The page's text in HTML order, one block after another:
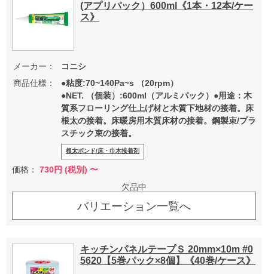
(アプリパック）600ml《1本・12本/ケー
ス》
メーカー：
コニシ
商品仕様：
●粘度:70~140Pa~s （20rpm）
●NET. （個装）:600ml（アルミパック）●用途：木
質系フローリング仕上げ材と木質下地材の接着。床
根太の接着。床暖房用木質床材の接着。鋼製束/プラ
スチック束の接着。
根太ボンド/床・巾木接着剤
価格： 730円 (税別) 〜
欠品中
バリエーション一覧へ
キッチンパネルテープＳ 20mm×10m #0
5620【5巻パック×8個】《40巻/ケース》